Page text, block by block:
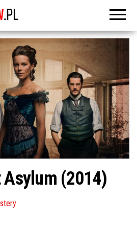
(2014)